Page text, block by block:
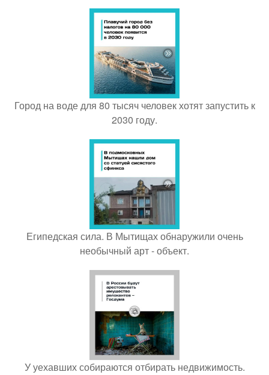
Город на воде для 80 тысяч человек хотят запустить к
2030 году.
Египедская сила. В Мытищах обнаружили очень
необычный арт - объект.
У уехавших собираются отбирать недвижимость.